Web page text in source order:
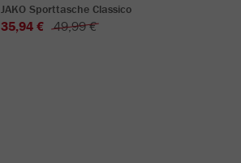
JAKO Sporttasche Classico
35,94 € 49,99 €